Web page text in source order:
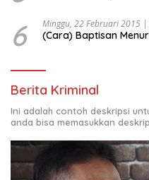
6 Minggu, 22 Februari 2015
(Cara) Baptisan
Berita Kriminal
Ini adalah contoh deskripsi
anda bisa memasukkan